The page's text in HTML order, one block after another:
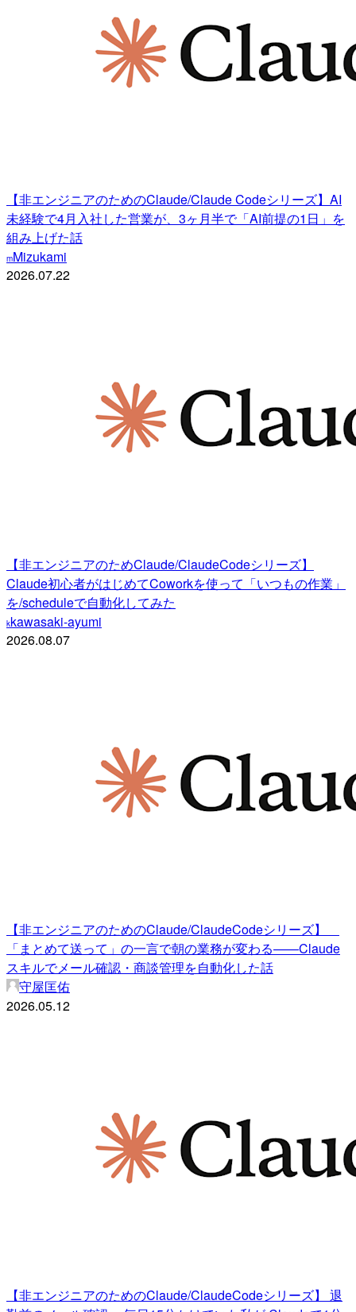
【非エンジニアのためのClaude/Claude Codeシリーズ】AI
未経験で4月入社した営業が、3ヶ月半で「AI前提の1日」を
組み上げた話
mMizukami
2026.07.22
【非エンジニアのためClaude/ClaudeCodeシリーズ】
Claude初心者がはじめてCoworkを使って「いつもの作業」
を/scheduleで自動化してみた
kkawasaki-ayumi
2026.08.07
【非エンジニアのためのClaude/ClaudeCodeシリーズ】
「まとめて送って」の一言で朝の業務が変わる——Claude
スキルでメール確認・商談管理を自動化した話
守屋匡佑
2026.05.12
【非エンジニアのためのClaude/ClaudeCodeシリーズ】 退